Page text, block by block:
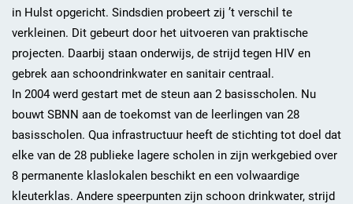
in Hulst opgericht. Sindsdien probeert zij ’t verschil te
verkleinen. Dit gebeurt door het uitvoeren van praktische
projecten. Daarbij staan onderwijs, de strijd tegen HIV en
gebrek aan schoondrinkwater en sanitair centraal.
In 2004 werd gestart met de steun aan 2 basisscholen. Nu
bouwt SBNN aan de toekomst van de leerlingen van 28
basisscholen. Qua infrastructuur heeft de stichting tot doel dat
elke van de 28 publieke lagere scholen in zijn werkgebied over
8 permanente klaslokalen beschikt en een volwaardige
kleuterklas. Andere speerpunten zijn schoon drinkwater, strijd